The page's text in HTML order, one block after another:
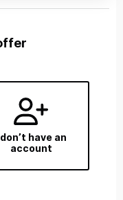
have an
account